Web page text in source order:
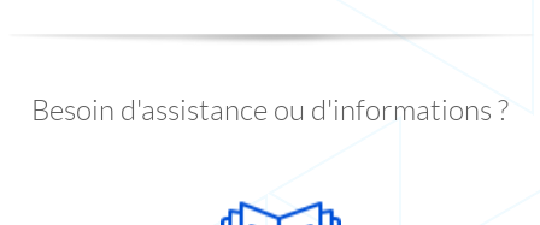
Besoin d'assistance ou d'informations ?